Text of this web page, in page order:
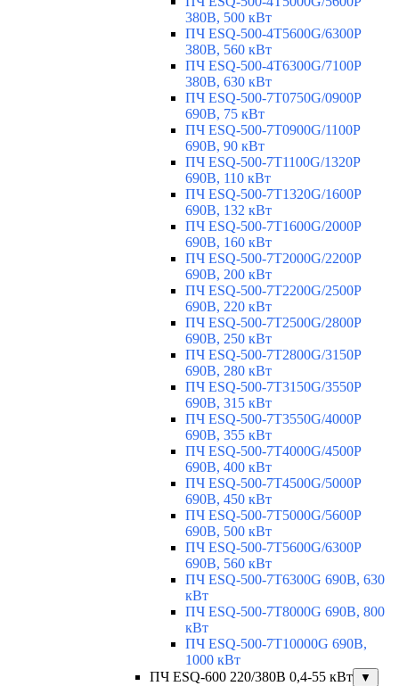
380В, 500 кВт
ПЧ ESQ-500-4T5600G/6300P
380В, 560 кВт
ПЧ ESQ-500-4T6300G/7100P
380В, 630 кВт
ПЧ ESQ-500-7T0750G/0900P
690В, 75 кВт
ПЧ ESQ-500-7T0900G/1100P
690В, 90 кВт
ПЧ ESQ-500-7T1100G/1320P
690В, 110 кВт
ПЧ ESQ-500-7T1320G/1600P
690В, 132 кВт
ПЧ ESQ-500-7T1600G/2000P
690В, 160 кВт
ПЧ ESQ-500-7T2000G/2200P
690В, 200 кВт
ПЧ ESQ-500-7T2200G/2500P
690В, 220 кВт
ПЧ ESQ-500-7T2500G/2800P
690В, 250 кВт
ПЧ ESQ-500-7T2800G/3150P
690В, 280 кВт
ПЧ ESQ-500-7T3150G/3550P
690В, 315 кВт
ПЧ ESQ-500-7T3550G/4000P
690В, 355 кВт
ПЧ ESQ-500-7T4000G/4500P
690В, 400 кВт
ПЧ ESQ-500-7T4500G/5000P
690В, 450 кВт
ПЧ ESQ-500-7T5000G/5600P
690В, 500 кВт
ПЧ ESQ-500-7T5600G/6300P
690В, 560 кВт
ПЧ ESQ-500-7T6300G 690В, 630
кВт
ПЧ ESQ-500-7T8000G 690В, 800
кВт
ПЧ ESQ-500-7T10000G 690В,
1000 кВт
ПЧ ESQ-600 220/380В 0,4-55 кВт
▼